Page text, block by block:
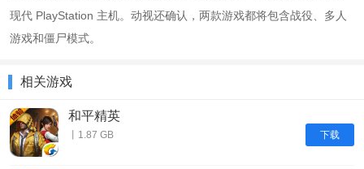
现代 PlayStation 主机。动视还确认，两款游戏都将包含战役、多人
游戏和僵尸模式。
相关游戏
下载
和平精英
丨1.87 GB